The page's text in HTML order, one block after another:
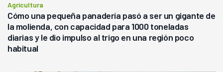
Agricultura
Cómo una pequeña panadería pasó a ser un gigante de
la molienda, con capacidad para 1000 toneladas
diarias y le dio impulso al trigo en una región poco
habitual